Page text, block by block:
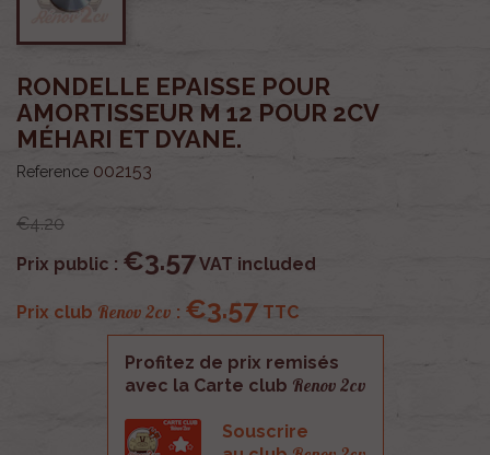
RONDELLE EPAISSE POUR
AMORTISSEUR M 12 POUR 2CV
MÉHARI ET DYANE.
Reference 002153
€4.20
Prix public : €3.57VAT included
Prix club Renov 2cv : €3.57 TTC
Profitez de prix remisés
avec la Carte club Renov 2cv
Souscrire